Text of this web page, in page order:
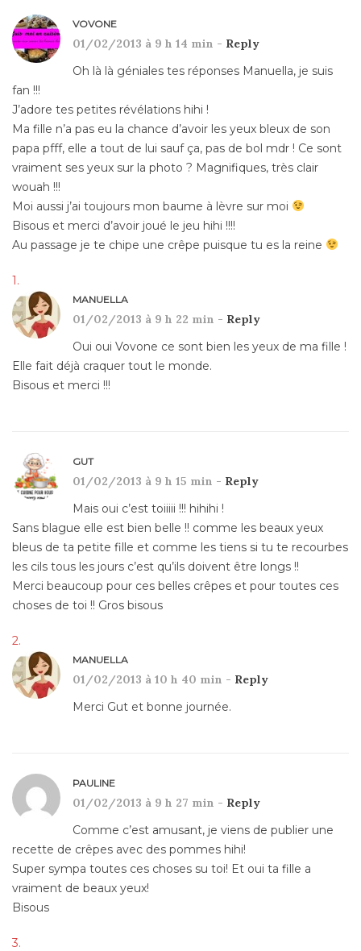
VOVONE
01/02/2013 à 9 h 14 min - Reply
Oh là là géniales tes réponses Manuella, je suis
fan !!!
J’adore tes petites révélations hihi !
Ma fille n’a pas eu la chance d’avoir les yeux bleux de son
papa pfff, elle a tout de lui sauf ça, pas de bol mdr ! Ce sont
vraiment ses yeux sur la photo ? Magnifiques, très clair
wouah !!!
Moi aussi j’ai toujours mon baume à lèvre sur moi
Bisous et merci d’avoir joué le jeu hihi !!!!
Au passage je te chipe une crêpe puisque tu es la reine
MANUELLA
01/02/2013 à 9 h 22 min - Reply
Oui oui Vovone ce sont bien les yeux de ma fille !
Elle fait déjà craquer tout le monde.
Bisous et merci !!!
GUT
01/02/2013 à 9 h 15 min - Reply
Mais oui c’est toiiiii !!! hihihi !
Sans blague elle est bien belle !! comme les beaux yeux
bleus de ta petite fille et comme les tiens si tu te recourbes
les cils tous les jours c’est qu’ils doivent être longs !!
Merci beaucoup pour ces belles crêpes et pour toutes ces
choses de toi !! Gros bisous
MANUELLA
01/02/2013 à 10 h 40 min - Reply
Merci Gut et bonne journée.
PAULINE
01/02/2013 à 9 h 27 min - Reply
Comme c’est amusant, je viens de publier une
recette de crêpes avec des pommes hihi!
Super sympa toutes ces choses su toi! Et oui ta fille a
vraiment de beaux yeux!
Bisous